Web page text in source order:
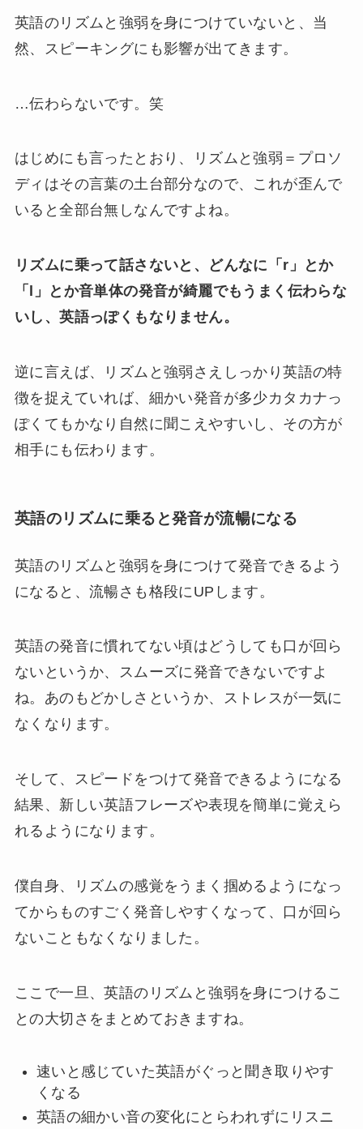
英語のリズムと強弱を身につけていないと、当
然、スピーキングにも影響が出てきます。
…伝わらないです。笑
はじめにも言ったとおり、リズムと強弱＝プロソ
ディはその言葉の土台部分なので、これが歪んで
いると全部台無しなんですよね。
リズムに乗って話さないと、どんなに「r」とか
「l」とか音単体の発音が綺麗でもうまく伝わらな
いし、英語っぽくもなりません。
逆に言えば、リズムと強弱さえしっかり英語の特
徴を捉えていれば、細かい発音が多少カタカナっ
ぽくてもかなり自然に聞こえやすいし、その方が
相手にも伝わります。
英語のリズムに乗ると発音が流暢になる
英語のリズムと強弱を身につけて発音できるよう
になると、流暢さも格段にUPします。
英語の発音に慣れてない頃はどうしても口が回ら
ないというか、スムーズに発音できないですよ
ね。あのもどかしさというか、ストレスが一気に
なくなります。
そして、スピードをつけて発音できるようになる
結果、新しい英語フレーズや表現を簡単に覚えら
れるようになります。
僕自身、リズムの感覚をうまく掴めるようになっ
てからものすごく発音しやすくなって、口が回ら
ないこともなくなりました。
ここで一旦、英語のリズムと強弱を身につけるこ
との大切さをまとめておきますね。
速いと感じていた英語がぐっと聞き取りやす
くなる
英語の細かい音の変化にとらわれずにリスニ